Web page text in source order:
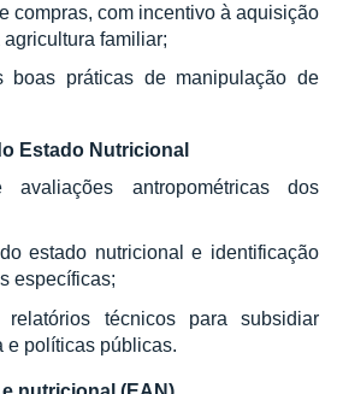
compras, com incentivo à aquisição
familiar;
boas práticas de manipulação de
Estado Nutricional
avaliações antropométricas dos
estado nutricional e identificação
específicas;
relatórios técnicos para subsidiar
e políticas públicas.